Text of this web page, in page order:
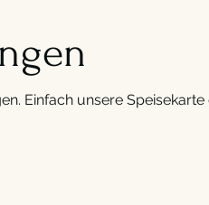
Einfach unsere